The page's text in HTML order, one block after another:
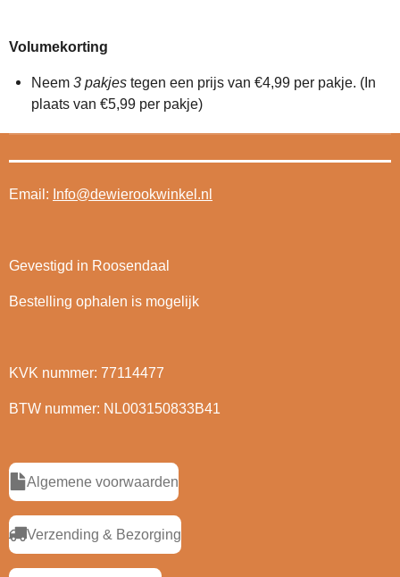
Volumekorting
Neem 3 pakjestegen een prijs van €4,99 per pakje. (In
plaats van €5,99 per pakje)
Email: Info@dewierookwinkel.nl
Gevestigd in Roosendaal
Bestelling ophalen is mogelijk
KVK nummer: 77114477
BTW nummer: NL003150833B41
Algemene voorwaarden
Verzending & Bezorging